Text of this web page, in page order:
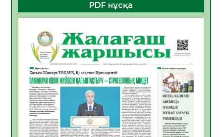
БЕЛСЕНДІЛІКТІҢ МАҢЫЗДЫ КӨРІНІСІ
10.08.2026
18
Мемлекет басшысы Қасым-Жомарт
Тоқаевтың Абай күнімен құттықтауы
10.08.2026
10
«Жастар және заң мен тәртіп» атты
облыстық жайдарман ойындары өтті
10.08.2026
9
PDF нұсқа